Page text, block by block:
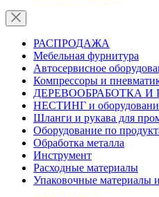
РАСПРОДАЖА
Мебельная фурнитура
Автосервисное
Компрессоры и
ДЕРЕВООБРАБОТКА
НЕСТИНГ и
Шланги и рукава для
Оборудование по
Обработка металла
Инструмент
Расходные материалы
Упаковочные материалы